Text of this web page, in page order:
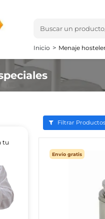
Inicio Menaje
Filtrar
Envío gratis
tu